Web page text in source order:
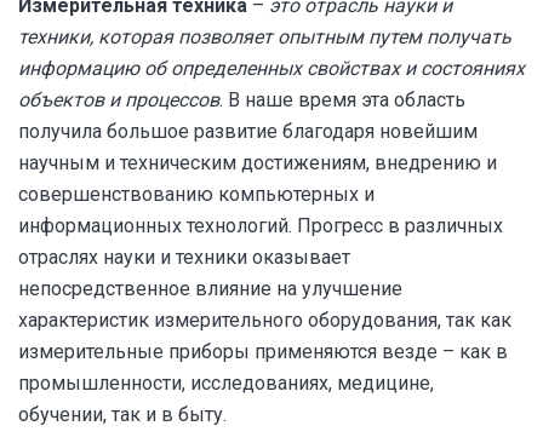
Измерительная техника – это отрасль науки и
техники, которая позволяет опытным путем получать
информацию об определенных свойствах и состояниях
объектов и процессов. В наше время эта область
получила большое развитие благодаря новейшим
научным и техническим достижениям, внедрению и
совершенствованию компьютерных и
информационных технологий. Прогресс в различных
отраслях науки и техники оказывает
непосредственное влияние на улучшение
характеристик измерительного оборудования, так как
измерительные приборы применяются везде – как в
промышленности, исследованиях, медицине,
обучении, так и в быту.